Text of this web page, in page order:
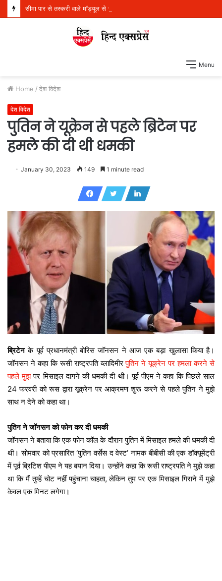
Menu
Home / देश विदेश
देश विदेश
पुतिन ने यूक्रेन से पहले ब्रिटेन पर
हमले की दी थी धमकी
January 30, 2023 149 1 minute read
ब्रिटेनके पूर्व प्रधानमंत्री बोरिस जॉनसन ने आज एक बड़ा खुलासा किया है।
जॉनसन ने कहा कि रूसी राष्ट्रपति व्लादिमीरपुतिन ने यूक्रेन पर हमला करने से
पहले मुझपर मिसाइल दागने की धमकी दी थी। पूर्व पीएम ने कहा कि पिछले साल
24 फरवरी को रूस द्वारा यूक्रेन पर आक्रमण शुरू करने से पहले पुतिन ने मुझे
साथ न देने को कहा था।
पुतिन ने जॉनसन को फोन कर दी धमकी
जॉनसन ने बताया कि एक फोन कॉल के दौरान पुतिन में मिसाइल हमले की धमकी दी
थी। सोमवार को प्रसारित ‘पुतिन वर्सेस द वेस्ट’ नामक बीबीसी की एक डॉक्यूमेंट्री
में पूर्व ब्रिटिश पीएम ने यह बयान दिया। उन्होंने कहा कि रूसी राष्ट्रपति ने मुझे कहा
था कि मैं तुम्हें चोट नहीं पहुंचाना चाहता, लेकिन तुम पर एक मिसाइल गिराने में मुझे
केवल एक मिनट लगेगा।